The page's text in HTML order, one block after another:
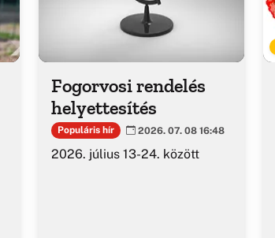
Fogorvosi rendelés
helyettesítés
Populáris hír 2026. 07. 08 16:48
2026. július 13-24. között